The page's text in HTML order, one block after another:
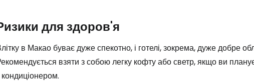
для здоров'я
в Макао буває дуже спекотно, і готелі, зокрема, дуже добре
взяти з собою легку кофту або светр, якщо ви
кондиціонером.